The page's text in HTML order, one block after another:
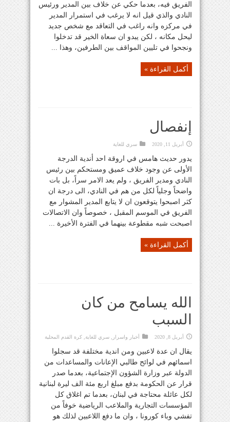
الفريق فيه، بعدما حكي عن خلاف بين المدير ورئيس
النادي والذي قيل انه لا يرغب في استمرار المدير
في مركزه وانه راغب في التعاقد مع شخص جديد
ليحل مكانه ، لكن يبدو ان سعاة الخير قد تدخلوا
ونجحوا في تليين المواقف بين الطرفين، وهذا ...
أكمل القراءة »
إنفصال
أبريل 11, 2020 سري للغاية
يدور حديث هامس في اروقة احد أندية الدرجة
الأولى عن وجود خلاف عميق ومستحكم بين رئيس
النادي ومدير الفريق ، ولم يعد الامر سراً، بل بات
واضحاً وجلياً لكل من هم في النادي، الى درجة ان
كثر اصبحوا يتوقعون ان لا يتابع المدير المشوار مع
الفريق في الموسم المقبل ، خصوصاً وان الاتصالات
اصبحت شبه مقطوعة بينهما في الفترة الأخيرة ...
أكمل القراءة »
الله يسامح من كان
السبب
أبريل 8, 2020 أخبار واسرار سري للغاية كرة القدم المحلية
يقال ان عدة لاعبين ومن اندية مختلفة قد سجلوا
اسمائهم في لوائح طالبي الإعانات والمساعدات من
الدولة عبر وزارة الشؤون الإجتماعية، بعدما صدر
قرار عن الحكومة بدفع مبلغ اربع مئة الف ليرة لبنانية
لكل عائلة محتاجة في لبنان، بعدما تم اغلاق كل
المؤسسات التجارية والملاعب الرياضية خوفاً من
تفشي وباء كورونا ، وان ما دفع اللاعبين لذلك هو